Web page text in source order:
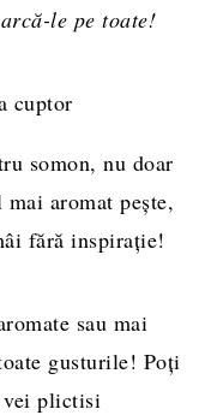
le pe toate!
somon, nu doar
aromat pește,
fără inspirație!
sau mai
gusturile! Poți
vei plictisi